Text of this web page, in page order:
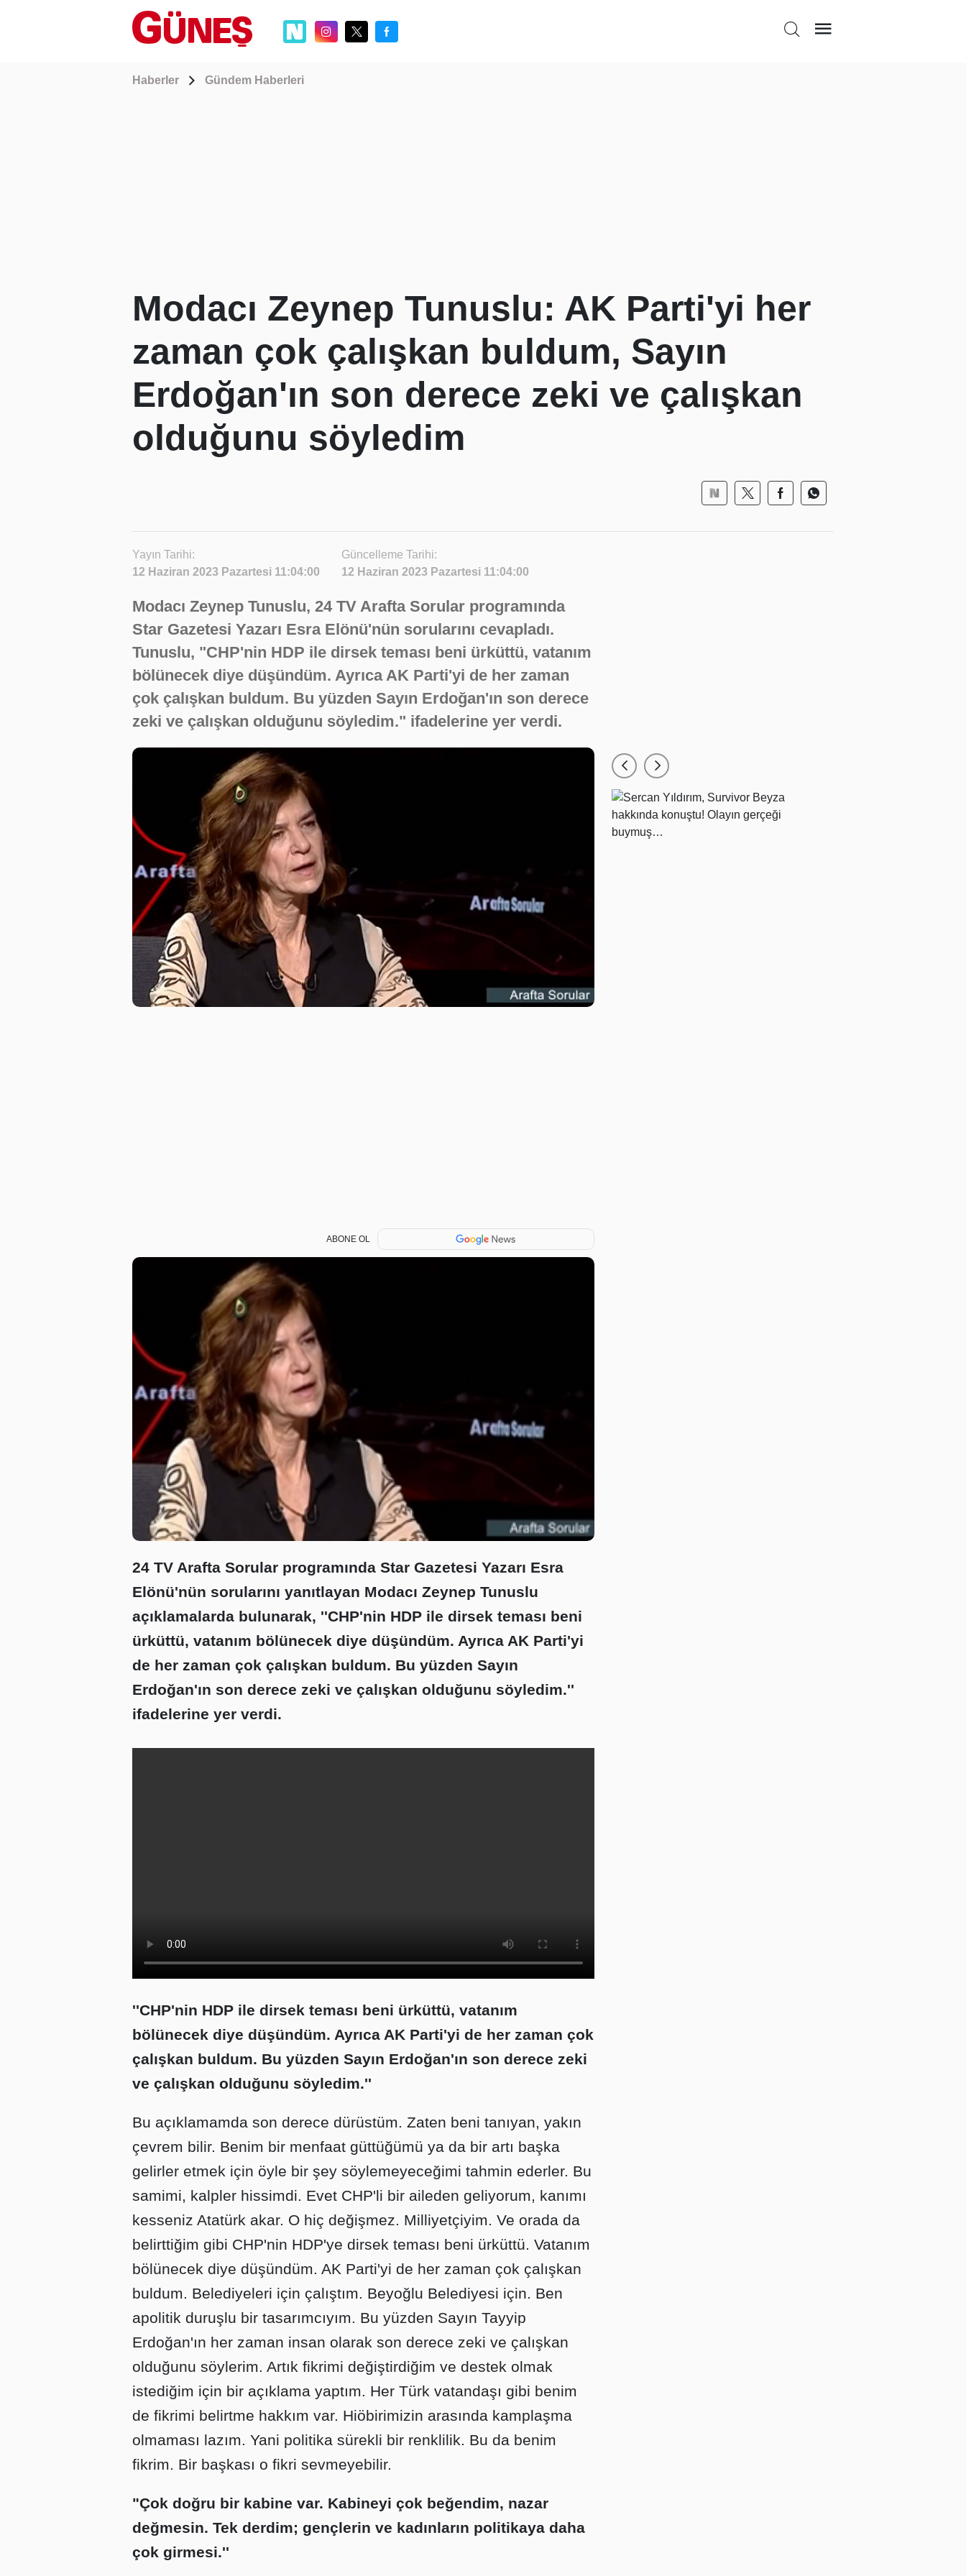
Haberler Gündem Haberleri
Modacı Zeynep Tunuslu: AK Parti'yi her
zaman çok çalışkan buldum, Sayın
Erdoğan'ın son derece zeki ve çalışkan
olduğunu söyledim
Yayın Tarihi:
12 Haziran 2023 Pazartesi 11:04:00
Güncelleme Tarihi:
12 Haziran 2023 Pazartesi 11:04:00
Modacı Zeynep Tunuslu, 24 TV Arafta Sorular programında
Star Gazetesi Yazarı Esra Elönü'nün sorularını cevapladı.
Tunuslu, "CHP'nin HDP ile dirsek teması beni ürküttü, vatanım
bölünecek diye düşündüm. Ayrıca AK Parti'yi de her zaman
çok çalışkan buldum. Bu yüzden Sayın Erdoğan'ın son derece
zeki ve çalışkan olduğunu söyledim." ifadelerine yer verdi.
ABONE OL
24 TV Arafta Sorular programında Star Gazetesi Yazarı Esra
Elönü'nün sorularını yanıtlayan Modacı Zeynep Tunuslu
açıklamalarda bulunarak, ''CHP'nin HDP ile dirsek teması beni
ürküttü, vatanım bölünecek diye düşündüm. Ayrıca AK Parti'yi
de her zaman çok çalışkan buldum. Bu yüzden Sayın
Erdoğan'ın son derece zeki ve çalışkan olduğunu söyledim.''
ifadelerine yer verdi.
''CHP'nin HDP ile dirsek teması beni ürküttü, vatanım
bölünecek diye düşündüm. Ayrıca AK Parti'yi de her zaman çok
çalışkan buldum. Bu yüzden Sayın Erdoğan'ın son derece zeki
ve çalışkan olduğunu söyledim.''
Bu açıklamamda son derece dürüstüm. Zaten beni tanıyan, yakın
çevrem bilir. Benim bir menfaat güttüğümü ya da bir artı başka
gelirler etmek için öyle bir şey söylemeyeceğimi tahmin ederler. Bu
samimi, kalpler hissimdi. Evet CHP'li bir aileden geliyorum, kanımı
kesseniz Atatürk akar. O hiç değişmez. Milliyetçiyim. Ve orada da
belirttiğim gibi CHP'nin HDP'ye dirsek teması beni ürküttü. Vatanım
bölünecek diye düşündüm. AK Parti'yi de her zaman çok çalışkan
buldum. Belediyeleri için çalıştım. Beyoğlu Belediyesi için. Ben
apolitik duruşlu bir tasarımcıyım. Bu yüzden Sayın Tayyip
Erdoğan'ın her zaman insan olarak son derece zeki ve çalışkan
olduğunu söylerim. Artık fikrimi değiştirdiğim ve destek olmak
istediğim için bir açıklama yaptım. Her Türk vatandaşı gibi benim
de fikrimi belirtme hakkım var. Hiöbirimizin arasında kamplaşma
olmaması lazım. Yani politika sürekli bir renklilik. Bu da benim
fikrim. Bir başkası o fikri sevmeyebilir.
"Çok doğru bir kabine var. Kabineyi çok beğendim, nazar
değmesin. Tek derdim; gençlerin ve kadınların politikaya daha
çok girmesi.''